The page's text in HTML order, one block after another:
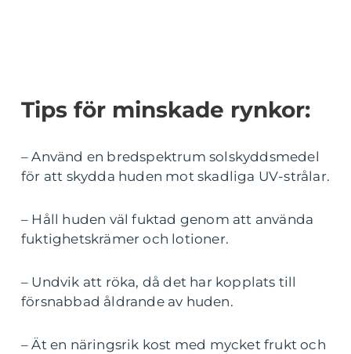
Tips för minskade rynkor:
– Använd en bredspektrum solskyddsmedel
för att skydda huden mot skadliga UV-strålar.
– Håll huden väl fuktad genom att använda
fuktighetskrämer och lotioner.
– Undvik att röka, då det har kopplats till
försnabbad åldrande av huden.
– Ät en näringsrik kost med mycket frukt och